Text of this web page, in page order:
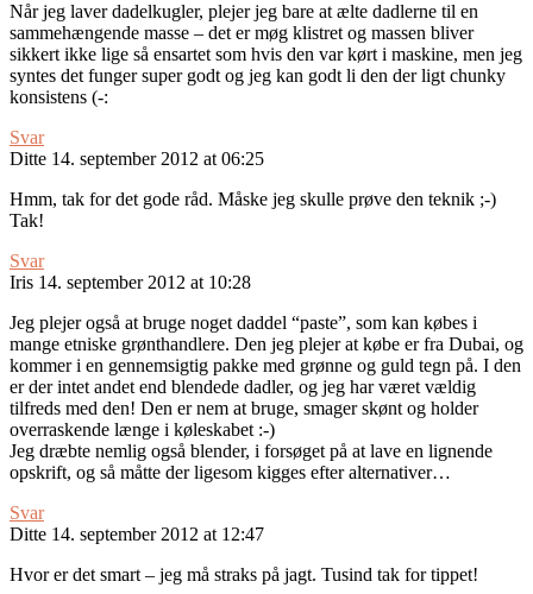
Når jeg laver dadelkugler, plejer jeg bare at ælte dadlerne til en
sammehængende masse – det er møg klistret og massen bliver
sikkert ikke lige så ensartet som hvis den var kørt i maskine, men jeg
syntes det funger super godt og jeg kan godt li den der ligt chunky
konsistens (-:
Svar
Ditte 14. september 2012 at 06:25
Hmm, tak for det gode råd. Måske jeg skulle prøve den teknik ;-)
Tak!
Svar
Iris 14. september 2012 at 10:28
Jeg plejer også at bruge noget daddel “paste”, som kan købes i
mange etniske grønthandlere. Den jeg plejer at købe er fra Dubai, og
kommer i en gennemsigtig pakke med grønne og guld tegn på. I den
er der intet andet end blendede dadler, og jeg har været vældig
tilfreds med den! Den er nem at bruge, smager skønt og holder
overraskende længe i køleskabet :-)
Jeg dræbte nemlig også blender, i forsøget på at lave en lignende
opskrift, og så måtte der ligesom kigges efter alternativer…
Svar
Ditte 14. september 2012 at 12:47
Hvor er det smart – jeg må straks på jagt. Tusind tak for tippet!